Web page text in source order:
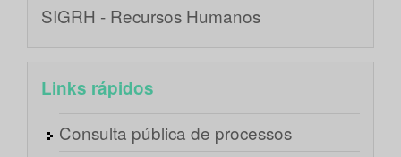
SIGRH - Recursos Humanos
Links rápidos
Consulta pública de processos